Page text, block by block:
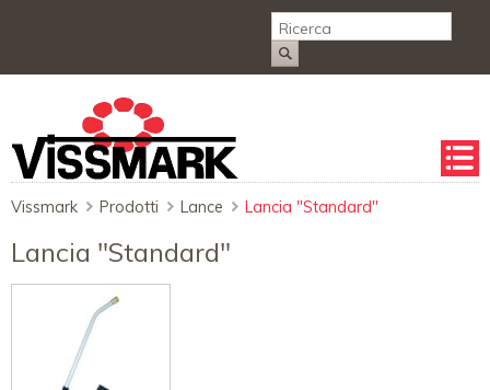
Salta
la
Vissmark Prodotti Lance Lancia "Standard"
Lancia "Standard"